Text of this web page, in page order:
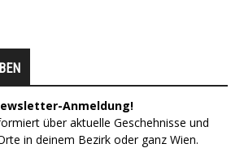
Anmeldung!
über aktuelle Geschehnisse und
in deinem Bezirk oder ganz Wien.